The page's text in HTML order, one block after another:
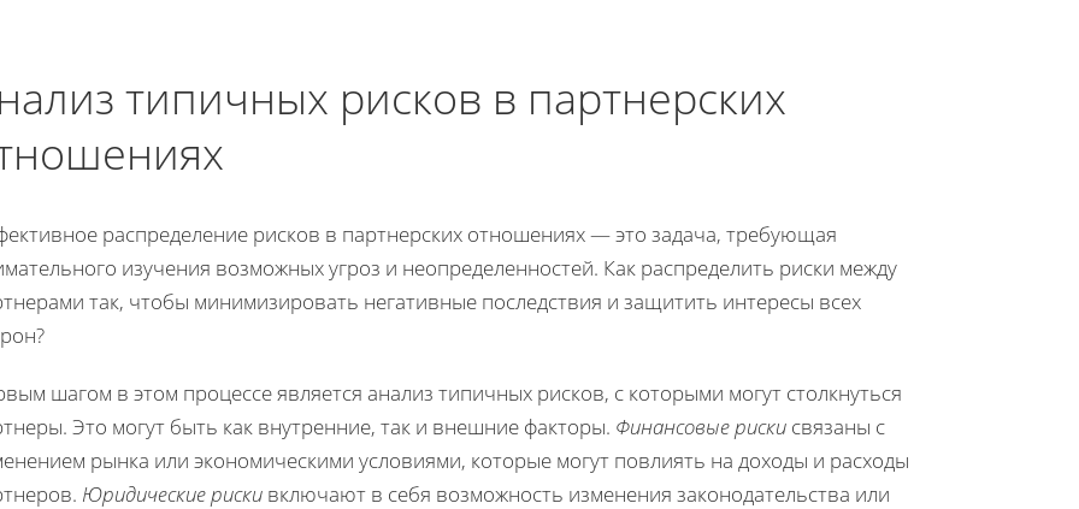
типичных рисков в партнерских
распределение рисков в партнерских отношениях — это задача, требующая
изучения возможных угроз и неопределенностей. Как распределить риски между
так, чтобы минимизировать негативные последствия и защитить интересы всех
шагом в этом процессе является анализ типичных рисков, с которыми могут столкнуться
Это могут быть как внутренние, так и внешние факторы. Финансовые риски связаны с
рынка или экономическими условиями, которые могут повлиять на доходы и расходы
Юридические риски включают в себя возможность изменения законодательства или